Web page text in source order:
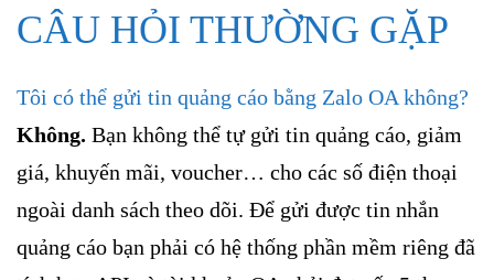
CÂU HỎI THƯỜNG GẶP
Tôi có thể gửi tin quảng cáo bằng Zalo OA không?
Không. Bạn không thể tự gửi tin quảng cáo, giảm
giá, khuyến mãi, voucher… cho các số điện thoại
ngoài danh sách theo dõi. Để gửi được tin nhắn
quảng cáo bạn phải có hệ thống phần mềm riêng đã